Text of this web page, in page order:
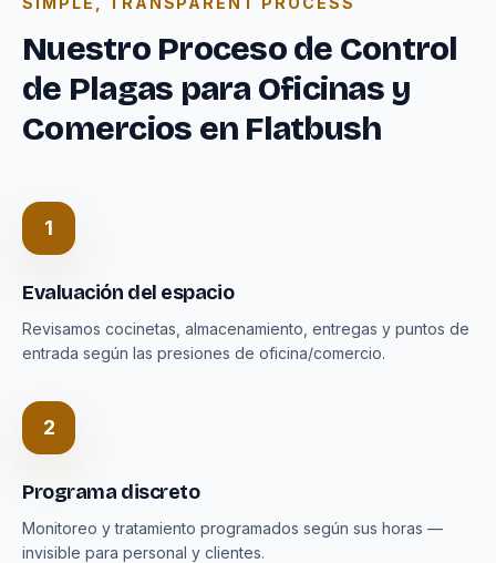
Nuestro Proceso de Control
de Plagas para Oficinas y
Comercios en Flatbush
1
Evaluación del espacio
Revisamos cocinetas, almacenamiento, entregas y puntos de
entrada según las presiones de oficina/comercio.
2
Programa discreto
Monitoreo y tratamiento programados según sus horas —
invisible para personal y clientes.